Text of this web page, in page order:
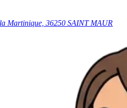
Martinique, 36250 SAINT MAUR